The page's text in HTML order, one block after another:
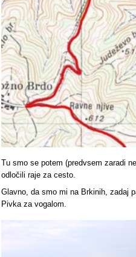
Tu smo se potem (predvsem zaradi
odločili raje za cesto.
Glavno, da smo mi na Brkinih, zadaj
Pivka za vogalom.